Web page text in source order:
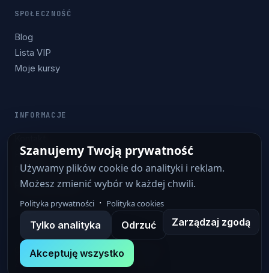
SPOŁECZNOŚĆ
Blog
Lista VIP
Moje kursy
INFORMACJE
Regulamin
Polityka prywatności
Polityka cookies
Copyright © 2015–2026 DEV-HOBBY.PL
Zbudowane z ❤️ do programowania
Szanujemy Twoją prywatność
Używamy plików cookie do analityki i reklam.
Możesz zmienić wybór w każdej chwili.
Polityka prywatności · Polityka cookies
Tylko analityka Odrzuć
Akceptuję wszystko
Zarządzaj zgodą